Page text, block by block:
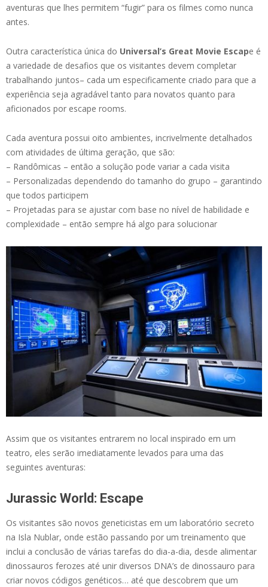
aventuras que lhes permitem “fugir” para os filmes como nunca
antes.
Outra característica única do Universal’s Great Movie Escape é
a variedade de desafios que os visitantes devem completar
trabalhando juntos– cada um especificamente criado para que a
experiência seja agradável tanto para novatos quanto para
aficionados por escape rooms.
Cada aventura possui oito ambientes, incrivelmente detalhados
com atividades de última geração, que são:
– Randômicas – então a solução pode variar a cada visita
– Personalizadas dependendo do tamanho do grupo – garantindo
que todos participem
– Projetadas para se ajustar com base no nível de habilidade e
complexidade – então sempre há algo para solucionar
Assim que os visitantes entrarem no local inspirado em um
teatro, eles serão imediatamente levados para uma das
seguintes aventuras:
Jurassic World: Escape
Os visitantes são novos geneticistas em um laboratório secreto
na Isla Nublar, onde estão passando por um treinamento que
inclui a conclusão de várias tarefas do dia-a-dia, desde alimentar
dinossauros ferozes até unir diversos DNA’s de dinossauro para
criar novos códigos genéticos… até que descobrem que um